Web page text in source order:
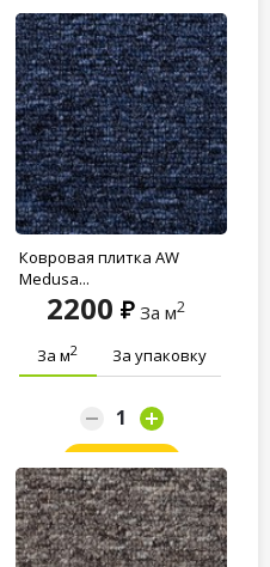
Ковровая плитка AW
Medusa...
2200 За м2
За м2 За упаковку